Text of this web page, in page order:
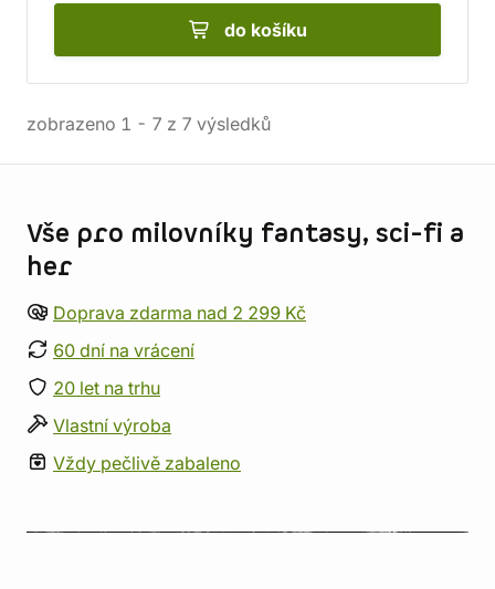
do košíku
zobrazeno 1 - 7 z 7 výsledků
Vše pro milovníky fantasy, sci-fi a
her
Doprava zdarma nad 2 299 Kč
60 dní na vrácení
20 let na trhu
Vlastní výroba
Vždy pečlivě zabaleno